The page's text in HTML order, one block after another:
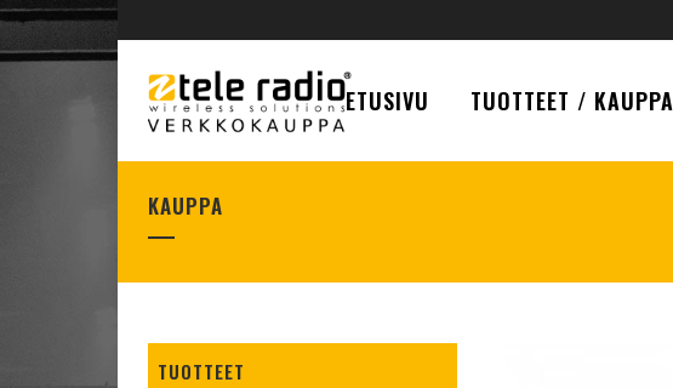
ETUSIVU TUOTTEET / KAUPPA
KAUPPA
TUOTTEET